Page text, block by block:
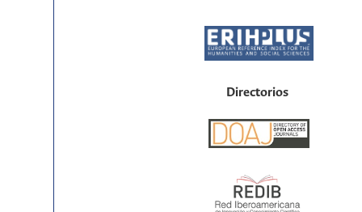
Directorios